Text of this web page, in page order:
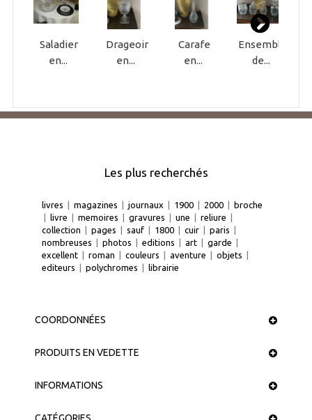
Saladier
en...
Drageoir
en...
Carafe
en...
Ensemble
de...
Les plus recherchés
livres | magazines | journaux | 1900 | 2000 | broche
| livre | memoires | gravures | une | reliure |
collection | pages | sauf | 1800 | cuir | paris |
nombreuses | photos | editions | art | garde |
excellent | roman | couleurs | aventure | objets |
editeurs | polychromes | librairie
COORDONNÉES
PRODUITS EN VEDETTE
INFORMATIONS